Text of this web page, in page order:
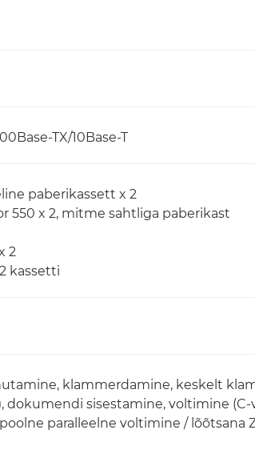
TX/10Base-T
paberikassett x 2
550 x 2, mitme sahtliga paberikast
2
kassetti
klammerdamine, keskelt
sisestamine, voltimine (C-
paralleelne voltimine / lõõtsana